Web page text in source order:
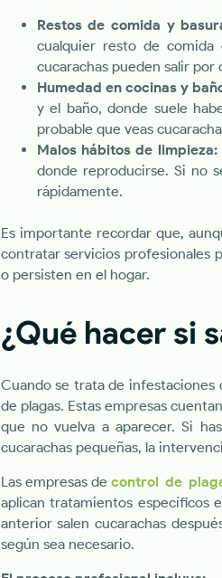
Restos de comida y
cualquier resto de comida
cucarachas pueden salir por
Humedad en cocinas y
y el baño, donde suele
probable que veas
Malos hábitos de limpieza:
donde reproducirse. Si no
rápidamente.
Es importante recordar que,
contratar servicios profesionales
o persisten en el hogar.
¿Qué hacer si
Cuando se trata de infestaciones
de plagas. Estas empresas
que no vuelva a aparecer. Si
cucarachas pequeñas, la
Las empresas de control de
aplican tratamientos específicos
anterior salen cucarachas
según sea necesario.